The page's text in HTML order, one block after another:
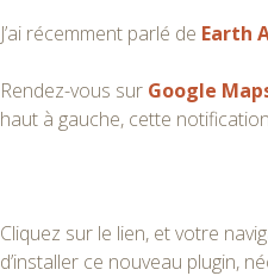
J’ai récemment parlé de Earth
Rendez-vous sur Google
haut à gauche, cette
Cliquez sur le lien, et votre
d’installer ce nouveau plugin,